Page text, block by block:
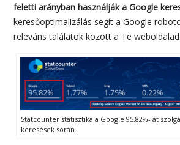
feletti arányban használják a Google
keresőoptimalizálás segít a Google
releváns találatok között a Te
Statcounter statisztika a Google 95,82%- át
keresések során.